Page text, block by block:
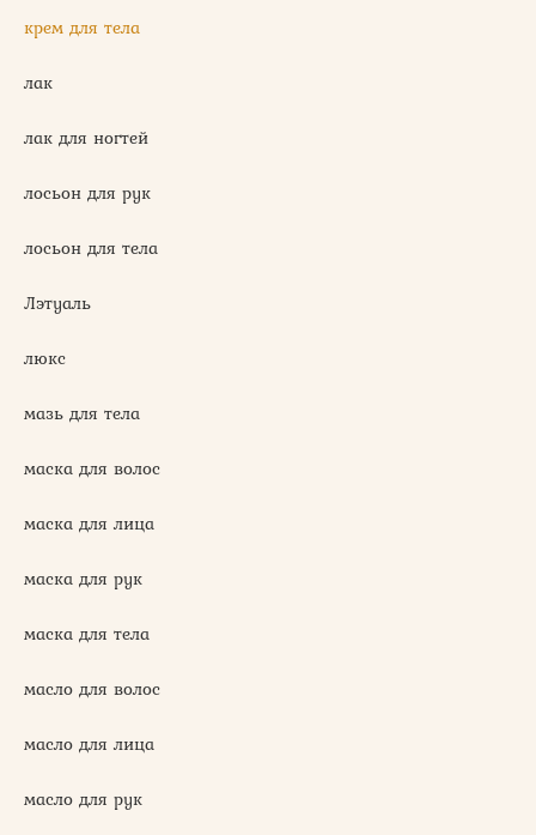
крем для тела
лак
лак для ногтей
лосьон для рук
лосьон для тела
Лэтуаль
люкс
мазь для тела
маска для волос
маска для лица
маска для рук
маска для тела
масло для волос
масло для лица
масло для рук